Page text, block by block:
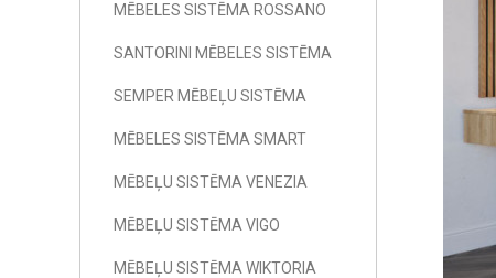
MĒBELES SISTĒMA ROSSANO
SANTORINI MĒBELES SISTĒMA
SEMPER MĒBEĻU SISTĒMA
MĒBELES SISTĒMA SMART
MĒBEĻU SISTĒMA VENEZIA
MĒBEĻU SISTĒMA VIGO
MĒBEĻU SISTĒMA WIKTORIA